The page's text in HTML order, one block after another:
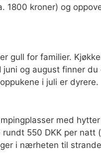
1800 kroner) og
gull for familier.
og august finner
i juli er dyrere.
med
550 DKK per natt
i nærheten til